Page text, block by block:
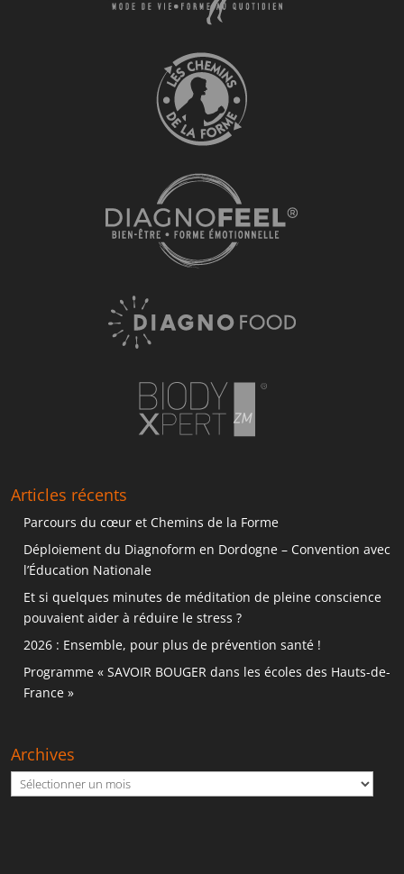
Articles récents
Parcours du cœur et Chemins de la Forme
Déploiement du Diagnoform en Dordogne – Convention avec
l’Éducation Nationale
Et si quelques minutes de méditation de pleine conscience
pouvaient aider à réduire le stress ?
2026 : Ensemble, pour plus de prévention santé !
Programme « SAVOIR BOUGER dans les écoles des Hauts-de-
France »
Archives
Archives